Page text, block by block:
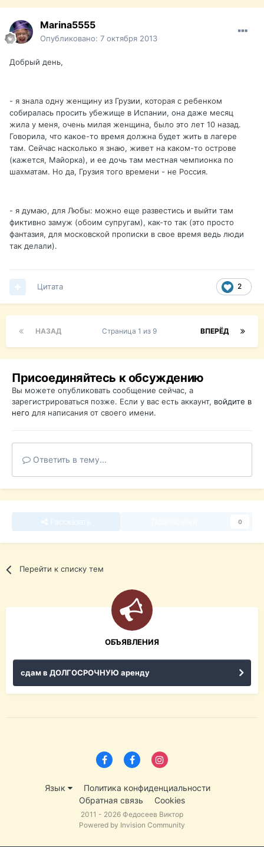
Marina5555
Опубликовано: 7 октября 2013
Добрый день,
- я знала одну женщину из Грузии, которая с ребенком
собиралась просить убежище в Испании, она даже месяц
жила у меня, очень милая женщина, было это лет 10 назад.
Говорила, что какое-то время должна будет жить в лагере
там. Сейчас насколько я знаю, живет на каком-то острове
(кажется, Майорка), и ее дочь там местная чемпионка по
шахматам. Но да, Грузия того времени - не Россия.
- я думаю, для Любы: можно еще развестись и выйти там
фиктивно замуж (обоим супругам), как-то так (это просто
фантазия, для московской прописки в свое время ведь люди
так делали).
2
Цитата
НАЗАД ВПЕРЁД
Страница 1 из 9
Присоединяйтесь к обсуждению
Вы можете опубликовать сообщение сейчас, а
зарегистрироваться позже. Если у вас есть аккаунт, войдите в
него для написания от своего имени.
Ответить в тему...
0
Перейти к списку тем
ОБЪЯВЛЕНИЯ
сдам в ДОЛГОСРОЧНУЮ аренду
Язык
Политика конфиденциальности
Обратная связь
Cookies
2011 - 2026 Федосеев Виктор
Powered by Invision Community